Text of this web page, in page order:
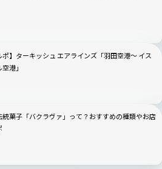
ポ】ターキッシュ エアラインズ「羽田空港〜 イス
港」
統菓子「バクラヴァ」って？おすすめの種類やお店